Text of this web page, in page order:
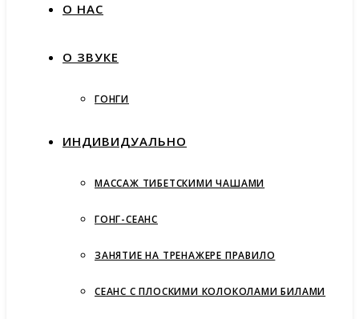
О НАС
О ЗВУКЕ
ГОНГИ
ИНДИВИДУАЛЬНО
МАССАЖ ТИБЕТСКИМИ ЧАШАМИ
ГОНГ-СЕАНС
ЗАНЯТИЕ НА ТРЕНАЖЕРЕ ПРАВИЛО
СЕАНС С ПЛОСКИМИ КОЛОКОЛАМИ БИЛАМИ